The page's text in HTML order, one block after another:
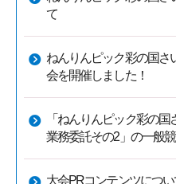
て
ねんりんピック彩の国さ
会を開催しました！
「ねんりんピック彩の
業務委託その2」の一般
大会PRコンテンツについ